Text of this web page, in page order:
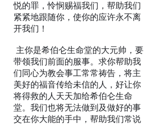
悦的罪，怜悯赐福我们，帮助我们
紧紧地跟随你，使你的应许永不离
开我们！
主你是希伯仑生命堂的大元帅，要
带领我们前面的服事。求你帮助我
们同心为教会事工常常祷告，将主
美好的福音传给未信的人，好让你
将得救的人天天加给希伯仑生命
堂。我们也将无法做到及做好的事
交在你大能的手中，帮助我们常说